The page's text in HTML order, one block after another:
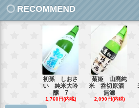
RECOMMEND
初孫 しおさ
い 純米大吟
醸 7
1,760円(内税)
菊姫 山廃純
米 呑切原酒
無濾
2,090円(内税)